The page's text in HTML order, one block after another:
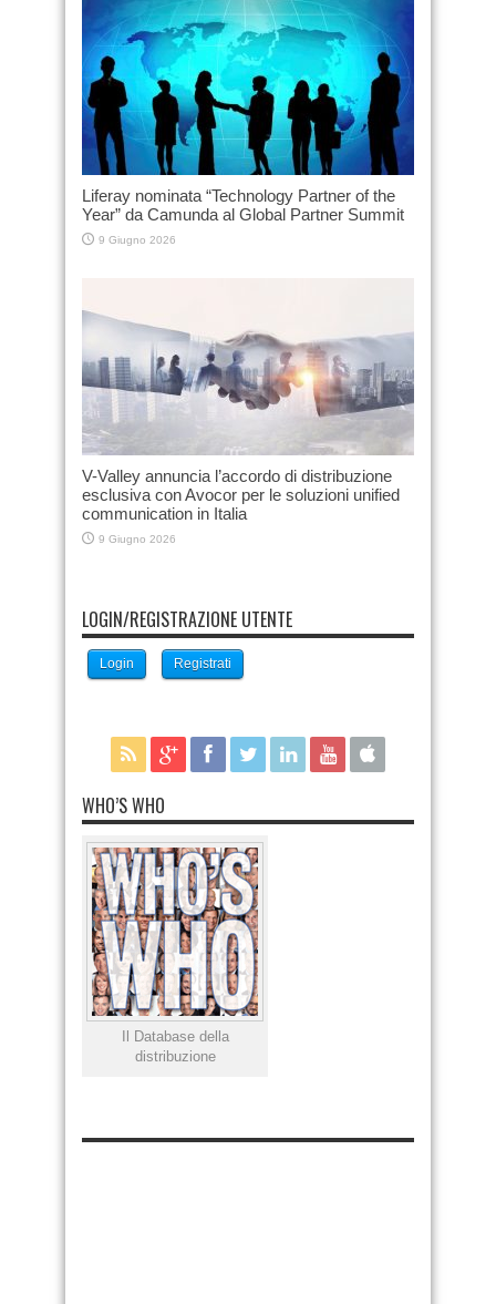
Liferay nominata “Technology Partner of the
Year” da Camunda al Global Partner Summit
9 Giugno 2026
V-Valley annuncia l’accordo di distribuzione
esclusiva con Avocor per le soluzioni unified
communication in Italia
9 Giugno 2026
LOGIN/REGISTRAZIONE UTENTE
Login Registrati
WHO’S WHO
Il Database della
distribuzione